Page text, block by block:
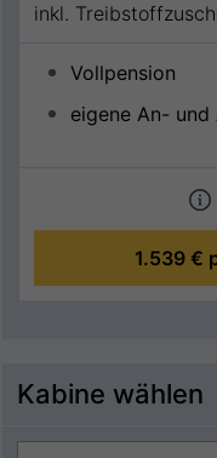
inkl.
Vollpension
eigene An- und
1.539 €
Kabine wählen